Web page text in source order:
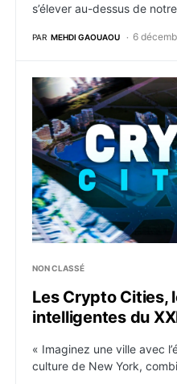
s’élever au-dessus de
PAR MEHDI GAOUAOU 6
Les Crypto Cities, les
NON CLASSÉ
Les Crypto Cities,
intelligentes du
« Imaginez une ville avec
culture de New York,